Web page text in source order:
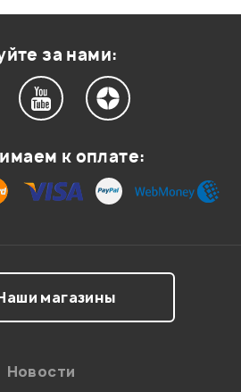
за нами:
к оплате:
магазины
Новости